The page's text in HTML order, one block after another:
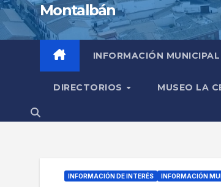
Montalbán
INFORMACIÓN MUNICIPAL
DIRECTORIOS MUSEO LA
INFORMACIÓN DE INTERÉS INFORMACIÓN